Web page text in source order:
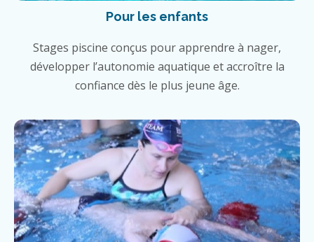
Pour les enfants
Stages piscine conçus pour apprendre à nager,
développer l’autonomie aquatique et accroître la
confiance dès le plus jeune âge.